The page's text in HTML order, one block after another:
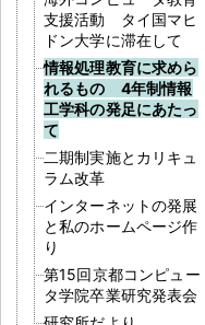
支援活動 タイ国マヒ
ドン大学に滞在して
情報処理教育に求めら
れるもの 4年制情報
工学科の発足にあたっ
て
二期制実施とカリキュ
ラム改革
インターネットの発展
と私のホームページ作
り
第15回京都コンピュー
タ学院卒業研究発表会